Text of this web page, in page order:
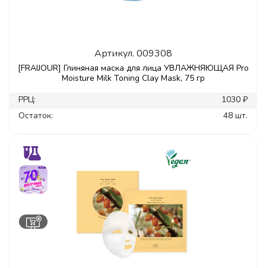
Артикул. 009308
[FRAIJOUR] Глиняная маска для лица УВЛАЖНЯЮЩАЯ Pro
Moisture Milk Toning Clay Mask, 75 гр
РРЦ:
1030 ₽
Остаток:
48 шт.